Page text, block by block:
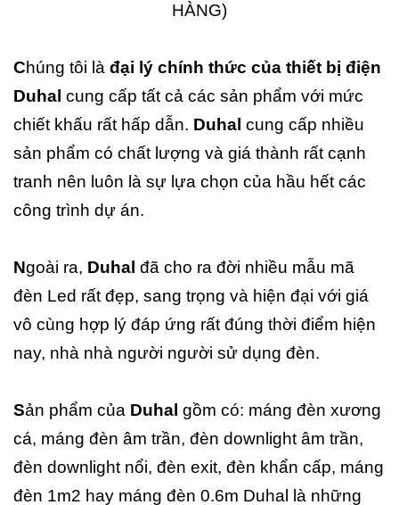
HÀNG)
Chúng tôi là đại lý chính thức của thiết bị điện
Duhal cung cấp tất cả các sản phẩm với mức
chiết khấu rất hấp dẫn. Duhal cung cấp nhiều
sản phẩm có chất lượng và giá thành rất cạnh
tranh nên luôn là sự lựa chọn của hầu hết các
công trình dự án.
Ngoài ra, Duhal đã cho ra đời nhiều mẫu mã
đèn Led rất đẹp, sang trọng và hiện đại với giá
vô cùng hợp lý đáp ứng rất đúng thời điểm hiện
nay, nhà nhà người người sử dụng đèn.
Sản phẩm của Duhal gồm có: máng đèn xương
cá, máng đèn âm trần, đèn downlight âm trần,
đèn downlight nổi, đèn exit, đèn khẩn cấp, máng
đèn 1m2 hay máng đèn 0.6m Duhal là những